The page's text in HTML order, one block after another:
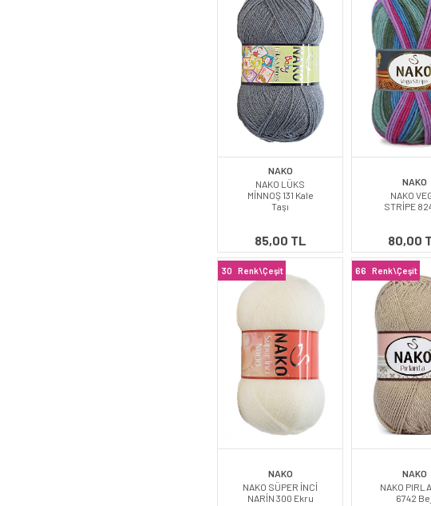
NAKO
NAKO LÜKS
MİNNOŞ 131 Kale
Taşı
85,00 TL
NAKO
NAKO
STRİPE
80,00
30 Renk\Çeşit
NAKO
NAKO SÜPER İNCİ
NARİN 300 Ekru
66 Renk\Çeşit
NAKO
NAKO
6742 Bej